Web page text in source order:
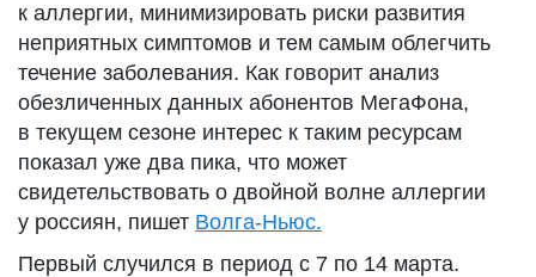
к аллергии, минимизировать риски развития
неприятных симптомов и тем самым облегчить
течение заболевания. Как говорит анализ
обезличенных данных абонентов МегаФона,
в текущем сезоне интерес к таким ресурсам
показал уже два пика, что может
свидетельствовать о двойной волне аллергии
у россиян, пишет Волга-Ньюс.
Первый случился в период с 7 по 14 марта.